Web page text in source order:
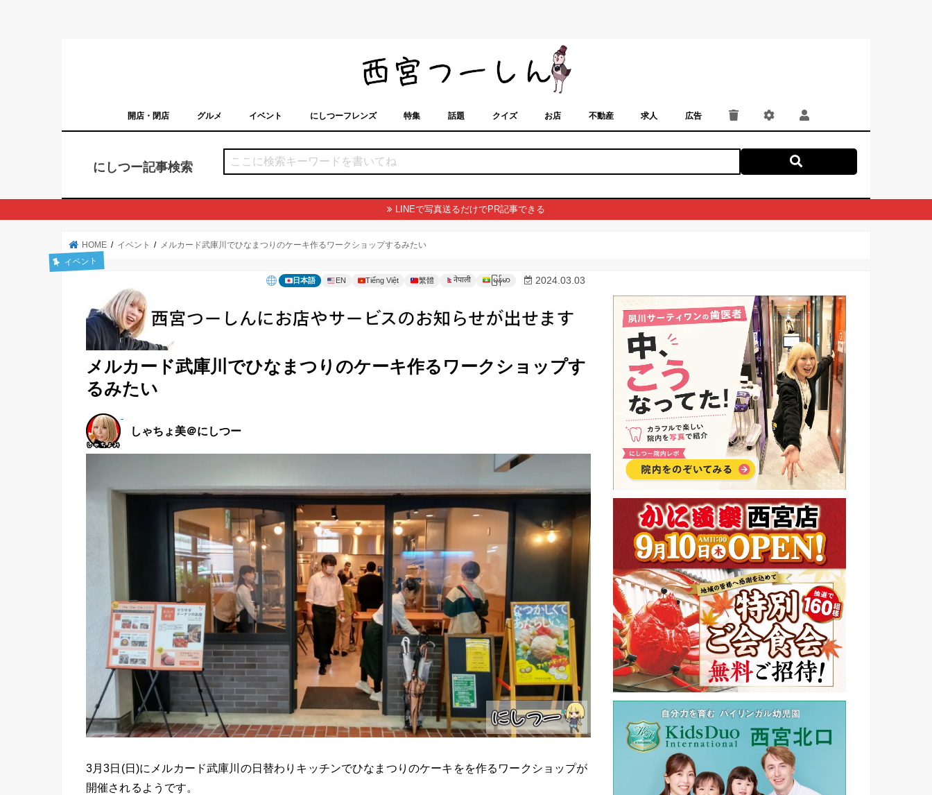
開店・閉店 グルメ イベント にしつーフレンズ 特集 話題 クイズ お店 不動産 求人 広告
にしつー記事検索
LINEで写真送るだけでPR記事できる
HOME イベント メルカード武庫川でひなまつりのケーキ作るワークショップするみたい
イベント
日本語 EN Tiếng Việt 繁體 नेपाली မြန်မာ 2024.03.03
メルカード武庫川でひなまつりのケーキ作るワークショップす
るみたい
しゃちょ美＠にしつー
3月3日(日)にメルカード武庫川の日替わりキッチンでひなまつりのケーキをを作るワークショップが
開催されるようです。